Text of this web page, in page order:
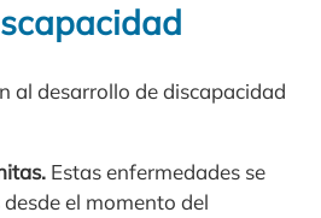
al desarrollo de discapacidad
Estas enfermedades se
el momento del